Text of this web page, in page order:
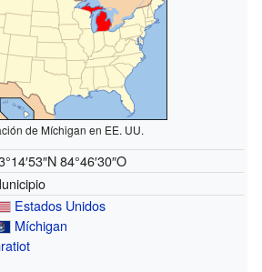
de Míchigan en EE. UU.
84°46′30″O
Estados Unidos
Míchigan